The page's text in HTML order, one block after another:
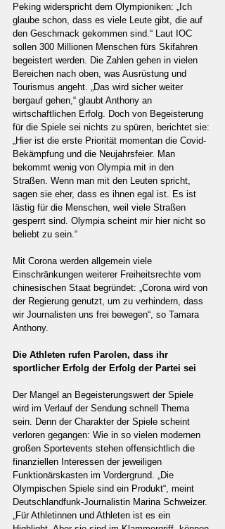
Peking widerspricht dem Olympioniken: „Ich
glaube schon, dass es viele Leute gibt, die auf
den Geschmack gekommen sind.“ Laut IOC
sollen 300 Millionen Menschen fürs Skifahren
begeistert werden. Die Zahlen gehen in vielen
Bereichen nach oben, was Ausrüstung und
Tourismus angeht. „Das wird sicher weiter
bergauf gehen,“ glaubt Anthony an
wirtschaftlichen Erfolg. Doch von Begeisterung
für die Spiele sei nichts zu spüren, berichtet sie:
„Hier ist die erste Priorität momentan die Covid-
Bekämpfung und die Neujahrsfeier. Man
bekommt wenig von Olympia mit in den
Straßen. Wenn man mit den Leuten spricht,
sagen sie eher, dass es ihnen egal ist. Es ist
lästig für die Menschen, weil viele Straßen
gesperrt sind. Olympia scheint mir hier nicht so
beliebt zu sein.“
Mit Corona werden allgemein viele
Einschränkungen weiterer Freiheitsrechte vom
chinesischen Staat begründet: „Corona wird von
der Regierung genutzt, um zu verhindern, dass
wir Journalisten uns frei bewegen“, so Tamara
Anthony.
Die Athleten rufen Parolen, dass ihr
sportlicher Erfolg der Erfolg der Partei sei
Der Mangel an Begeisterungswert der Spiele
wird im Verlauf der Sendung schnell Thema
sein. Denn der Charakter der Spiele scheint
verloren gegangen: Wie in so vielen modernen
großen Sportevents stehen offensichtlich die
finanziellen Interessen der jeweiligen
Funktionärskasten im Vordergrund. „Die
Olympischen Spiele sind ein Produkt“, meint
Deutschlandfunk-Journalistin Marina Schweizer.
„Für Athletinnen und Athleten ist es ein